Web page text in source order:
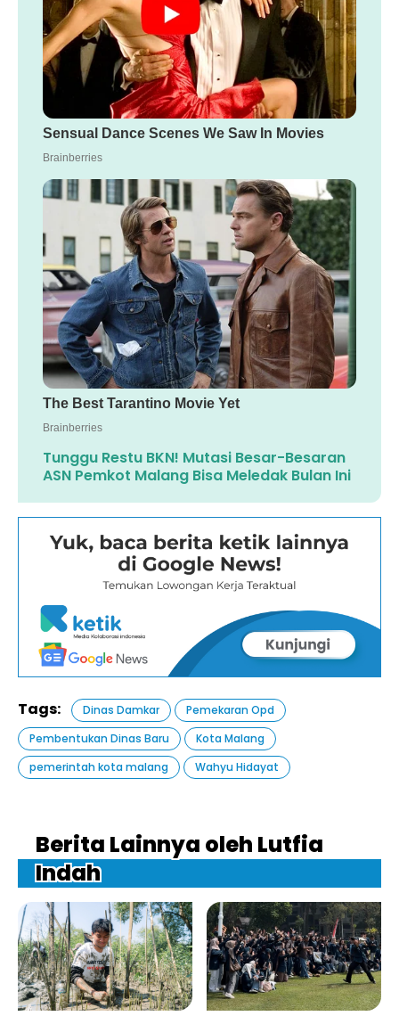
Tunggu Restu BKN! Mutasi Besar-Besaran
ASN Pemkot Malang Bisa Meledak Bulan Ini
Tags: Dinas Damkar
Pemekaran Opd
Pembentukan Dinas Baru
Kota Malang
pemerintah kota malang
Wahyu Hidayat
Berita Lainnya oleh Lutfia
Indah